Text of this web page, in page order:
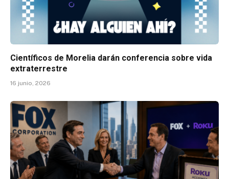
Científicos de Morelia darán conferencia sobre vida
extraterrestre
16 junio, 2026